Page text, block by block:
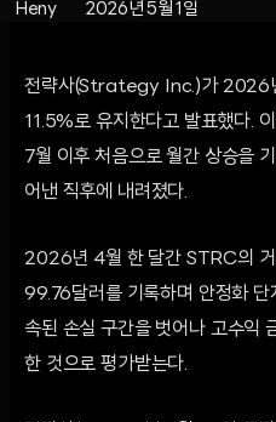
Heny 2026년 5월 1일
전략사(Strategy Inc.)가 2026
11.5%로 유지한다고 발표했다.
7월 이후 처음으로 월간 상승을
어낸 직후에 내려졌다.
2026년 4월 한 달간 STRC의
99.76달러를 기록하며 안정화 단
속된 손실 구간을 벗어나 고수익
한 것으로 평가받는다.